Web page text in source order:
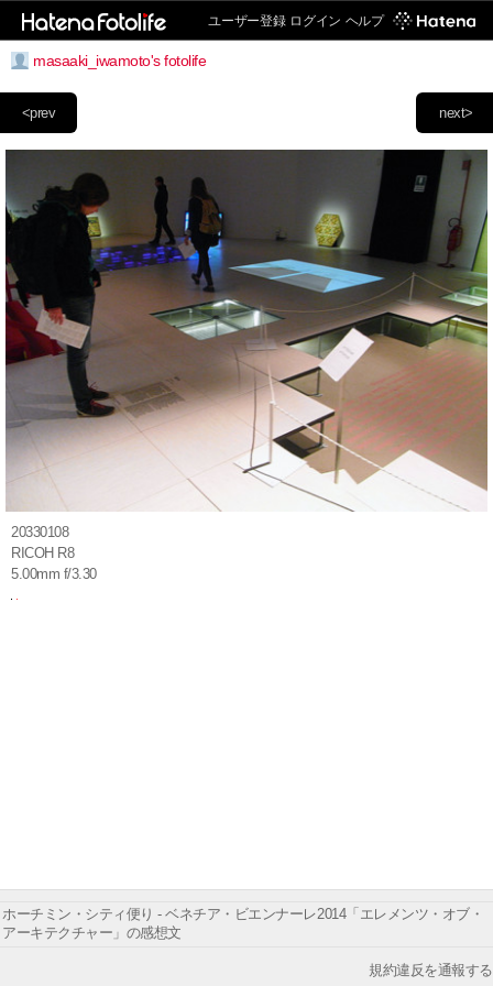
ユーザー登録 ログイン ヘルプ
masaaki_iwamoto's fotolife
next>
<prev
20330108
RICOH R8
5.00mm f/3.30
ホーチミン・シティ便り - ベネチア・ビエンナーレ2014「エレメンツ・オブ・
アーキテクチャー」の感想文
規約違反を通報する